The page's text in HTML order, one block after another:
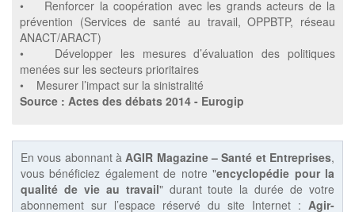
• Renforcer la coopération avec les grands acteurs de la
prévention (Services de santé au travail, OPPBTP, réseau
ANACT/ARACT)
• Développer les mesures d’évaluation des politiques
menées sur les secteurs prioritaires
• Mesurer l’impact sur la sinistralité
Source : Actes des débats 2014 - Eurogip
En vous abonnant àAGIR Magazine – Santé et Entreprises,
vous bénéficiez également de notre "encyclopédie pour la
qualité de vie au travail" durant toute la durée de votre
abonnement sur l’espace réservé du site Internet : Agir-